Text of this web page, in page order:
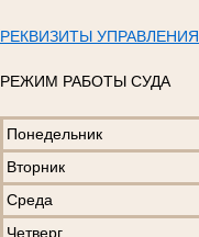
РЕКВИЗИТЫ УПРАВЛЕНИЯ
РЕЖИМ РАБОТЫ СУДА
Понедельник
Вторник
Среда
Четверг